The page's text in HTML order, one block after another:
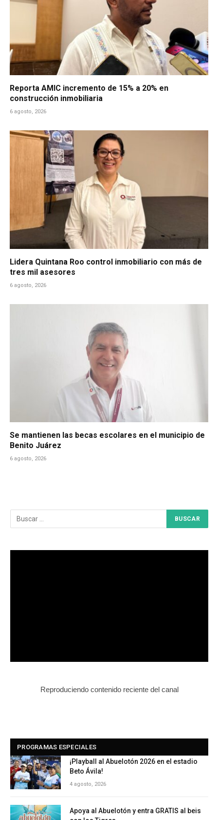
Reporta AMIC incremento de 15% a 20% en
construcción inmobiliaria
6 agosto, 2026
Lidera Quintana Roo control inmobiliario con más de
tres mil asesores
6 agosto, 2026
Se mantienen las becas escolares en el municipio de
Benito Juárez
6 agosto, 2026
Reproduciendo contenido reciente del canal
PROGRAMAS ESPECIALES
¡Playball al Abuelotón 2026 en el estadio
Beto Ávila!
4 agosto, 2026
Apoya al Abuelotón y entra GRATIS al beis